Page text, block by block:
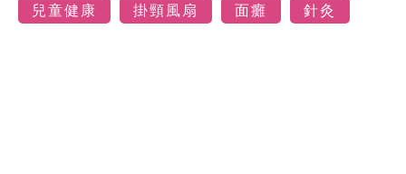
兒童健康
掛頸風扇 面癱 針灸